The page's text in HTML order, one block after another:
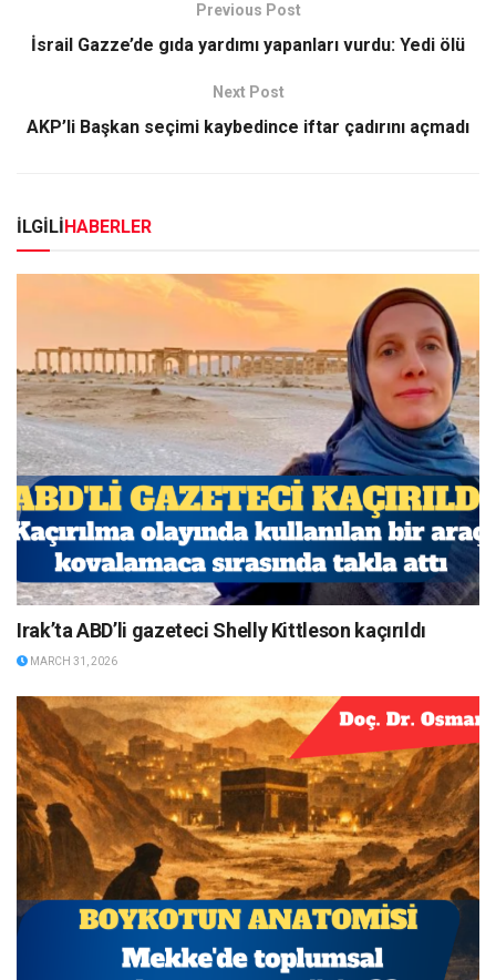
Previous Post
İsrail Gazze’de gıda yardımı yapanları vurdu: Yedi ölü
Next Post
AKP’li Başkan seçimi kaybedince iftar çadırını açmadı
İLGİLİHABERLER
Irak’ta ABD’li gazeteci Shelly Kittleson kaçırıldı
MARCH 31, 2026